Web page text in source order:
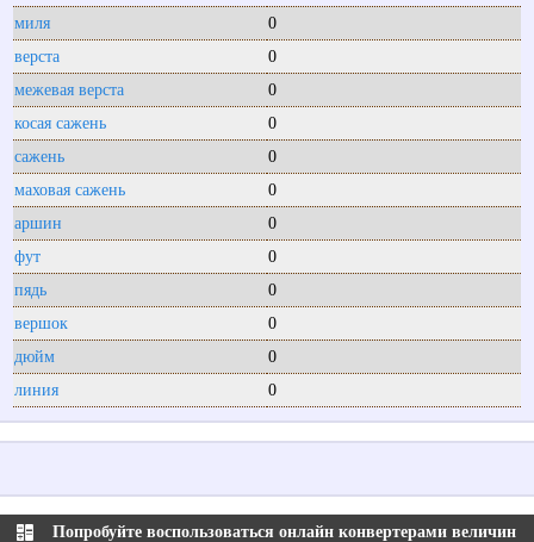
миля
0
верста
0
межевая верста
0
косая сажень
0
сажень
0
маховая сажень
0
аршин
0
фут
0
пядь
0
вершок
0
дюйм
0
линия
0
Попробуйте воспользоваться онлайн конвертерами величин